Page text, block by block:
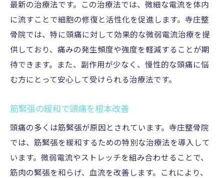
偏頭痛に効く整骨院の治療とは
慢性頭痛の改善を目指す整骨院施術
整骨院での筋緊張緩和法を解説
微弱電流で細胞を整える整骨院治療
整骨院での治療効果を徹底検証
偏頭痛を整骨院で根本改善する方法
整骨院の効果的な頭痛治療とは
整骨院で頭痛を治すためのアプローチ
最新の治療法です。この治療法では、微細な電流を体内
に流すことで細胞の修復と活性化を促進します。寺庄整
骨院では、特に頭痛に対して効果的な微弱電流治療を提
供しており、痛みの発生頻度や強度を軽減することが期
待できます。また、副作用が少なく、慢性的な頭痛に悩
む方にとって安心して受けられる治療法です。
筋緊張の緩和で頭痛を根本改善
頭痛の多くは筋緊張が原因とされています。寺庄整骨院
では、筋緊張を緩和するための特別な治療法を導入して
います。微弱電流やストレッチを組み合わせることで、
筋肉の緊張を和らげ、血流を改善します。これにより、